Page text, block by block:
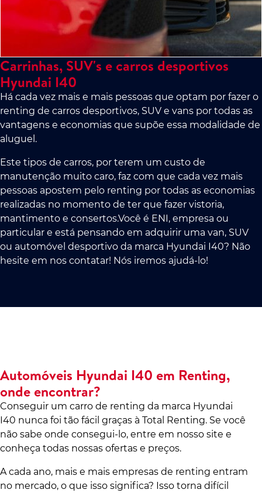
Carrinhas, SUV's e carros desportivos
Hyundai I40
Há cada vez mais e mais pessoas que optam por fazer o
renting de carros desportivos, SUV e vans por todas as
vantagens e economias que supõe essa modalidade de
aluguel.
Este tipos de carros, por terem um custo de
manutenção muito caro, faz com que cada vez mais
pessoas apostem pelo renting por todas as economias
realizadas no momento de ter que fazer vistoria,
mantimento e consertos.Você é ENI, empresa ou
particular e está pensando em adquirir uma van, SUV
ou automóvel desportivo da marca Hyundai I40? Não
hesite em nos contatar! Nós iremos ajudá-lo!
Automóveis Hyundai I40 em Renting,
onde encontrar?
Conseguir um carro de renting da marca Hyundai
I40 nunca foi tão fácil graças à Total Renting. Se você
não sabe onde consegui-lo, entre em nosso site e
conheça todas nossas ofertas e preços.
A cada ano, mais e mais empresas de renting entram
no mercado, o que isso significa? Isso torna difícil